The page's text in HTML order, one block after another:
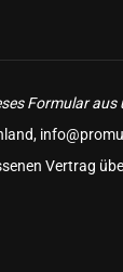
Formular aus
Vertrag